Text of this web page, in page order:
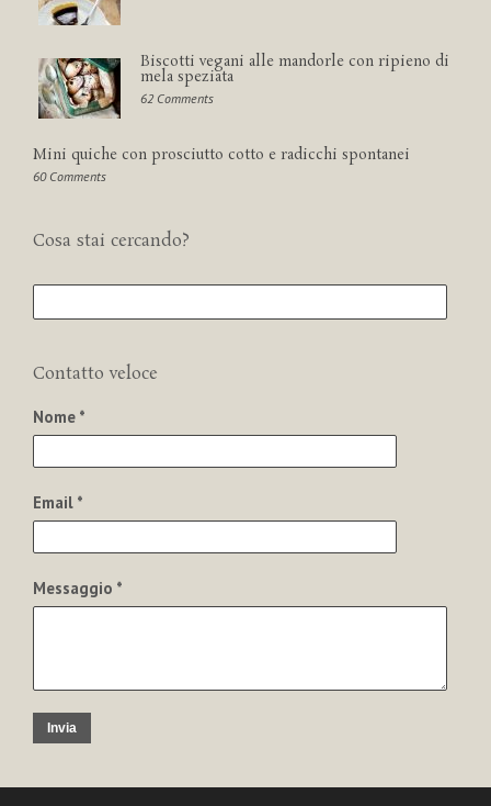
Biscotti vegani alle mandorle con ripieno di
mela speziata
62 Comments
Mini quiche con prosciutto cotto e radicchi spontanei
60 Comments
Cosa stai cercando?
Contatto veloce
Nome *
Email *
Messaggio *
Invia